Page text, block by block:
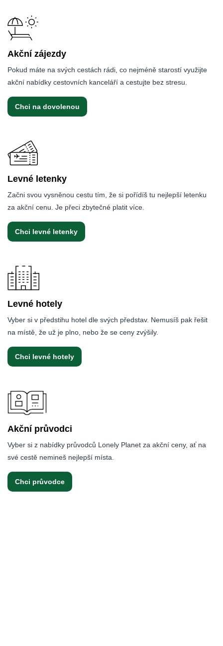
Akční zájezdy
Pokud máte na svých cestách rádi, co nejméně starostí využijte
akční nabídky cestovních kanceláří a cestujte bez stresu.
Chci na dovolenou
Levné letenky
Začni svou vysněnou cestu tím, že si pořídíš tu nejlepší letenku
za akční cenu. Je přeci zbytečné platit více.
Chci levné letenky
Levné hotely
Vyber si v předstihu hotel dle svých představ. Nemusíš pak řešit
na místě, že už je plno, nebo že se ceny zvýšily.
Chci levné hotely
Akční průvodci
Vyber si z nabídky průvodců Lonely Planet za akční ceny, ať na
své cestě nemineš nejlepší místa.
Chci průvodce